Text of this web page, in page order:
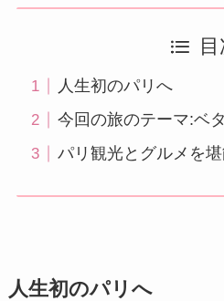
人生初のパリへ
今回の旅のテーマ:ベ
パリ観光とグルメを堪
人生初のパリへ